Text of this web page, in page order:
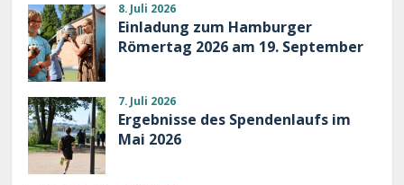
8. Juli 2026
Einladung zum Hamburger
Römertag 2026 am 19. September
7. Juli 2026
Ergebnisse des Spendenlaufs im
Mai 2026